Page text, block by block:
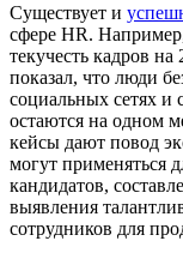
Существует и
сфере HR.
текучесть кадров
показал, что люди
социальных сетях и
остаются на одном
кейсы дают повод
могут применяться
кандидатов,
выявления
сотрудников для